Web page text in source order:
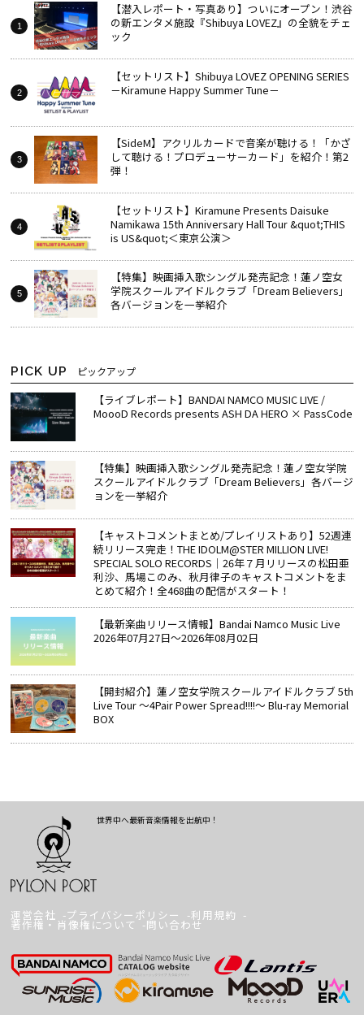
【潜入レポート・写真あり】ついにオープン！渋谷
の新エンタメ施設『Shibuya LOVEZ』の全貌をチェ
ック
【セットリスト】Shibuya LOVEZ OPENING SERIES
－Kiramune Happy Summer Tune－
【SideM】アクリルカードで音楽が聴ける！「かざ
して聴ける！プロデューサーカード」を紹介！第2
弾！
【セットリスト】Kiramune Presents Daisuke
Namikawa 15th Anniversary Hall Tour &quot;THIS
is US&quot;＜東京公演＞
【特集】映画挿入歌シングル発売記念！蓮ノ空女
学院スクールアイドルクラブ「Dream Believers」
各バージョンを一挙紹介
PICK UP ピックアップ
【ライブレポート】BANDAI NAMCO MUSIC LIVE /
MoooD Records presents ASH DA HERO × PassCode
【特集】映画挿入歌シングル発売記念！蓮ノ空女学院
スクールアイドルクラブ「Dream Believers」各バージ
ョンを一挙紹介
【キャストコメントまとめ/プレイリストあり】52週連
続リリース完走！THE IDOLM@STER MILLION LIVE!
SPECIAL SOLO RECORDS│26年７月リリースの松田亜
利沙、馬場このみ、秋月律子のキャストコメントをま
とめて紹介！全468曲の配信がスタート！
【最新楽曲リリース情報】Bandai Namco Music Live
2026年07月27日～2026年08月02日
【開封紹介】蓮ノ空女学院スクールアイドルクラブ 5th
Live Tour ～4Pair Power Spread!!!!～ Blu-ray Memorial
BOX
世界中へ最新音楽情報を出航中！
運営会社 プライバシーポリシー 利用規約
著作権・肖像権について 問い合わせ